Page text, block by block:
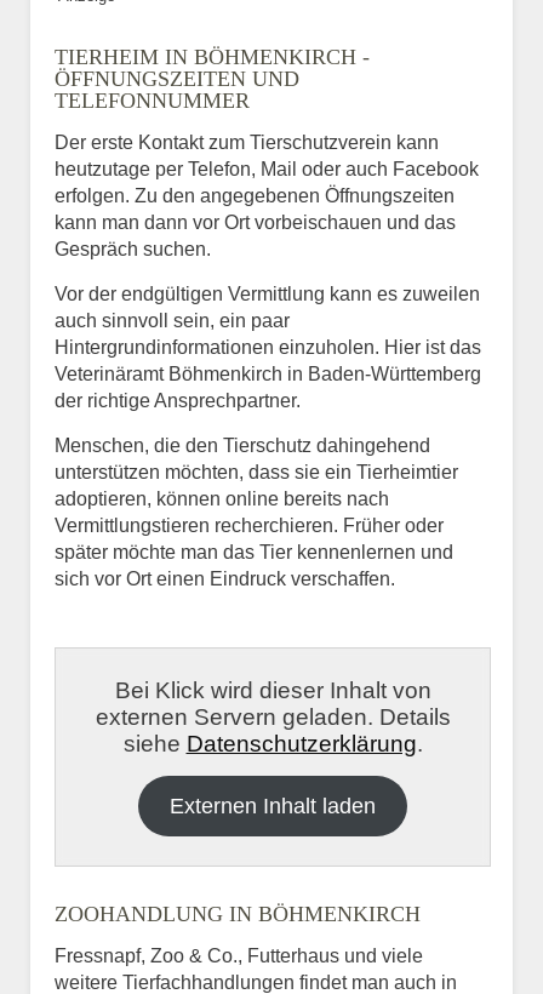
TIERHEIM IN BÖHMENKIRCH -
ÖFFNUNGSZEITEN UND
TELEFONNUMMER
Der erste Kontakt zum Tierschutzverein kann
heutzutage per Telefon, Mail oder auch Facebook
erfolgen. Zu den angegebenen Öffnungszeiten
kann man dann vor Ort vorbeischauen und das
Gespräch suchen.
Vor der endgültigen Vermittlung kann es zuweilen
auch sinnvoll sein, ein paar
Hintergrundinformationen einzuholen. Hier ist das
Veterinäramt Böhmenkirch in Baden-Württemberg
der richtige Ansprechpartner.
Menschen, die den Tierschutz dahingehend
unterstützen möchten, dass sie ein Tierheimtier
adoptieren, können online bereits nach
Vermittlungstieren recherchieren. Früher oder
später möchte man das Tier kennenlernen und
sich vor Ort einen Eindruck verschaffen.
Bei Klick wird dieser Inhalt von
externen Servern geladen. Details
siehe Datenschutzerklärung.
Externen Inhalt laden
ZOOHANDLUNG IN BÖHMENKIRCH
Fressnapf, Zoo & Co., Futterhaus und viele
weitere Tierfachhandlungen findet man auch in